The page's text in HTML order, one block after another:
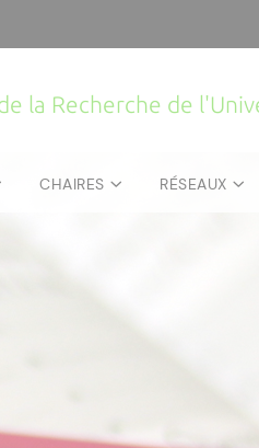
la Recherche de
CHAIRES RÉSEAUX